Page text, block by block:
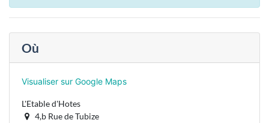
Où
Visualiser sur Google Maps
L'Etable d'Hotes
4,b Rue de Tubize